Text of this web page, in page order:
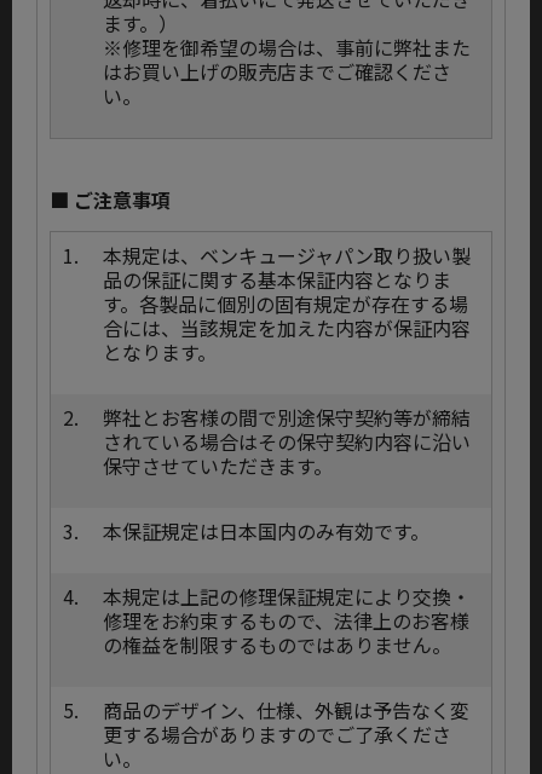
ます。）
※修理を御希望の場合は、事前に弊社また
はお買い上げの販売店までご確認くださ
い。
■ ご注意事項
1.
本規定は、ベンキュージャパン取り扱い製
品の保証に関する基本保証内容となりま
す。各製品に個別の固有規定が存在する場
合には、当該規定を加えた内容が保証内容
となります。
2.
弊社とお客様の間で別途保守契約等が締結
されている場合はその保守契約内容に沿い
保守させていただきます。
3. 本保証規定は日本国内のみ有効です。
4.
本規定は上記の修理保証規定により交換・
修理をお約束するもので、法律上のお客様
の権益を制限するものではありません。
5.
商品のデザイン、仕様、外観は予告なく変
更する場合がありますのでご了承くださ
い。